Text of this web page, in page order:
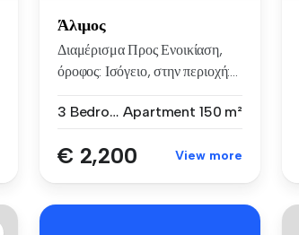
Άλιμος
Διαμέρισμα Προς Ενοικίαση,
όροφος: Ισόγειο, στην περιοχή:...
3 Bedrooms Apartment 150 m²
€ 2,200 View more